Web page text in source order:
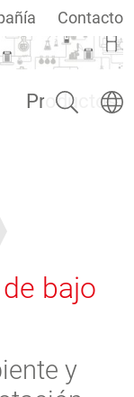
Productos
Contacto
Buscar
bajo
y